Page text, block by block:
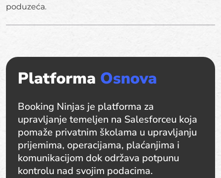
poduzeća.
Platforma Osnova
Booking Ninjas je platforma za
upravljanje temeljen na Salesforceu koja
pomaže privatnim školama u upravljanju
prijemima, operacijama, plaćanjima i
komunikacijom dok održava potpunu
kontrolu nad svojim podacima.